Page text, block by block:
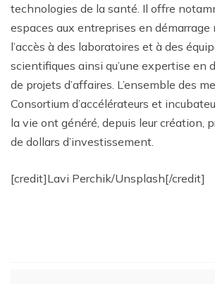
technologies de la santé. Il offre
espaces aux entreprises en
l’accès à des laboratoires et à des
scientifiques ainsi qu’une expertise en
de projets d’affaires. L’ensemble des
Consortium d’accélérateurs et
la vie ont généré, depuis leur création,
de dollars d’investissement.
[credit]Lavi Perchik/Unsplash[/credit]